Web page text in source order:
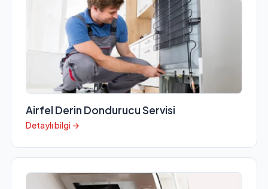
Airfel Derin Dondurucu Servisi
Detaylı bilgi →